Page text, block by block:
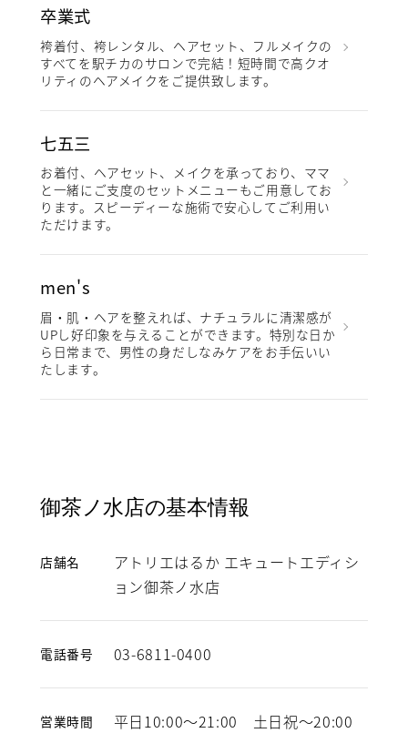
卒業式
袴着付、袴レンタル、ヘアセット、フルメイクの
すべてを駅チカのサロンで完結！短時間で高クオ
リティのヘアメイクをご提供致します。
七五三
お着付、ヘアセット、メイクを承っており、ママ
と一緒にご支度のセットメニューもご用意してお
ります。スピーディーな施術で安心してご利用い
ただけます。
men's
眉・肌・ヘアを整えれば、ナチュラルに清潔感が
UPし好印象を与えることができます。特別な日か
ら日常まで、男性の身だしなみケアをお手伝いい
たします。
御茶ノ水店の基本情報
店舗名
アトリエはるか エキュートエディシ
ョン御茶ノ水店
電話番号 03-6811-0400
営業時間 平日10:00～21:00 土日祝～20:00